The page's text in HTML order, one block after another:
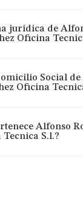
jurídica de
Oficina
Social
Oficina
Alfonso
S.l.?